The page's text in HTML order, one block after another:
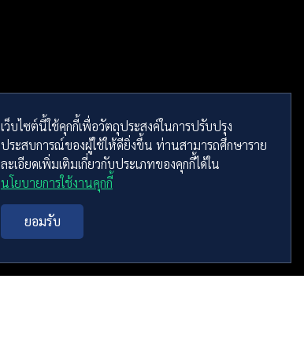
เว็บไซต์นี้ใช้คุกกี้เพื่อวัตถุประสงค์ในการปรับปรุง
ประสบการณ์ของผู้ใช้ให้ดียิ่งขึ้น ท่านสามารถศึกษาราย
ละเอียดเพิ่มเติมเกี่ยวกับประเภทของคุกกี้ได้ใน
นโยบายการใช้งานคุกกี้
ยอมรับ